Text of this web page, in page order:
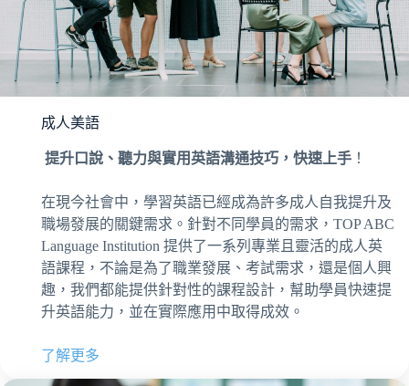
成人美語
提升口說、聽力與實用英語溝通技巧，快速上手 ！
在現今社會中，學習英語已經成為許多成人自我提升及
職場發展的關鍵需求。針對不同學員的需求，TOP ABC
Language Institution 提供了一系列專業且靈活的成人英
語課程，不論是為了職業發展、考試需求，還是個人興
趣，我們都能提供針對性的課程設計，幫助學員快速提
升英語能力，並在實際應用中取得成效。
了解更多